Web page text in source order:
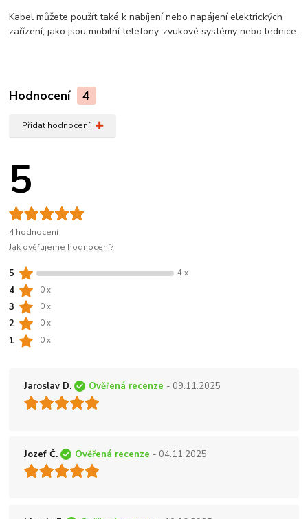
Kabel můžete použít také k nabíjení nebo napájení elektrických
zařízení, jako jsou mobilní telefony, zvukové systémy nebo lednice.
Hodnocení 4
Přidat hodnocení
5
4 hodnocení
Jak ověřujeme hodnocení?
5 4 x
4 0 x
3 0 x
2 0 x
1 0 x
Jaroslav D. Ověřená recenze - 09.11.2025
Jozef Č. Ověřená recenze - 04.11.2025